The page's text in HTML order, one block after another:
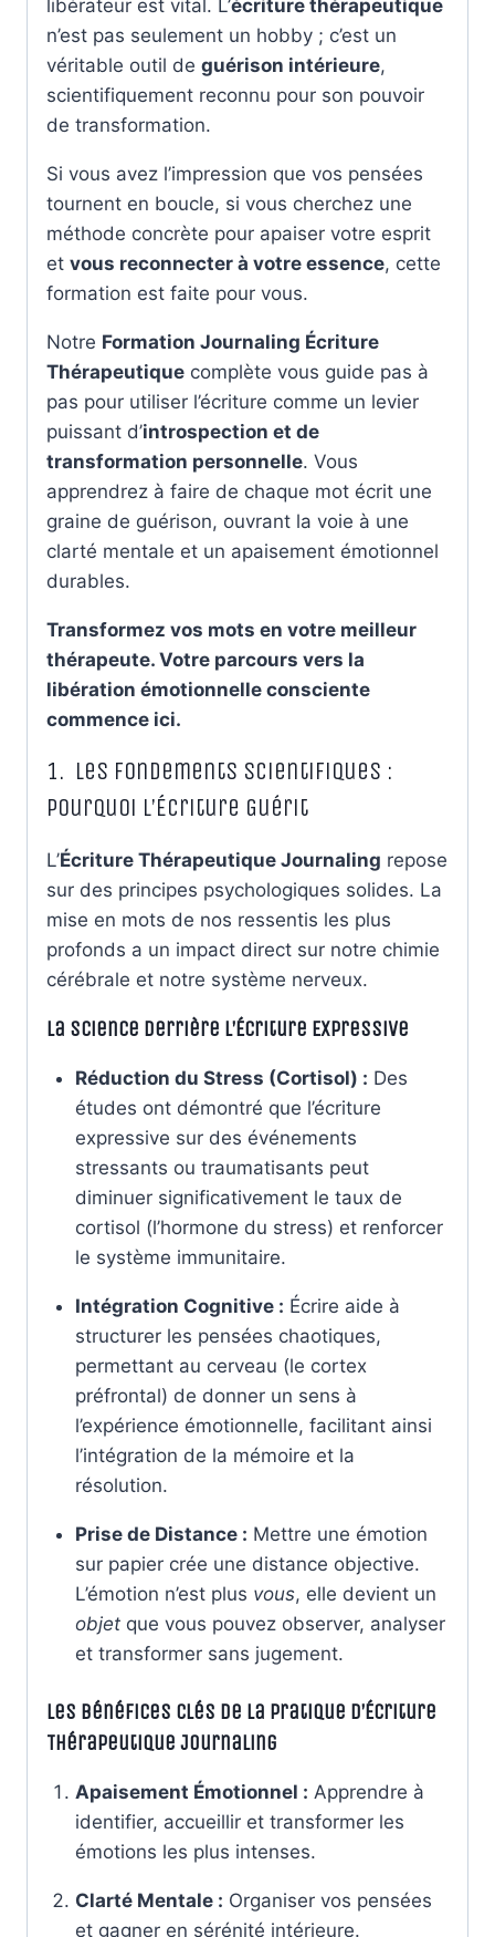
libérateur est vital. L’écriture thérapeutique
n’est pas seulement un hobby ; c’est un
véritable outil de guérison intérieure,
scientifiquement reconnu pour son pouvoir
de transformation.
Si vous avez l’impression que vos pensées
tournent en boucle, si vous cherchez une
méthode concrète pour apaiser votre esprit
et vous reconnecter à votre essence, cette
formation est faite pour vous.
Notre Formation Journaling Écriture
Thérapeutique complète vous guide pas à
pas pour utiliser l’écriture comme un levier
puissant d’introspection et de
transformation personnelle. Vous
apprendrez à faire de chaque mot écrit une
graine de guérison, ouvrant la voie à une
clarté mentale et un apaisement émotionnel
durables.
Transformez vos mots en votre meilleur
thérapeute. Votre parcours vers la
libération émotionnelle consciente
commence ici.
1. Les Fondements Scientifiques :
Pourquoi l’Écriture Guérit
L’Écriture Thérapeutique Journaling repose
sur des principes psychologiques solides. La
mise en mots de nos ressentis les plus
profonds a un impact direct sur notre chimie
cérébrale et notre système nerveux.
La Science derrière l’Écriture Expressive
Réduction du Stress (Cortisol) : Des
études ont démontré que l’écriture
expressive sur des événements
stressants ou traumatisants peut
diminuer significativement le taux de
cortisol (l’hormone du stress) et renforcer
le système immunitaire.
Intégration Cognitive : Écrire aide à
structurer les pensées chaotiques,
permettant au cerveau (le cortex
préfrontal) de donner un sens à
l’expérience émotionnelle, facilitant ainsi
l’intégration de la mémoire et la
résolution.
Prise de Distance : Mettre une émotion
sur papier crée une distance objective.
L’émotion n’est plus vous, elle devient un
objetque vous pouvez observer, analyser
et transformer sans jugement.
Les Bénéfices Clés de la Pratique d’Écriture
Thérapeutique Journaling
Apaisement Émotionnel : Apprendre à
identifier, accueillir et transformer les
émotions les plus intenses.
Clarté Mentale : Organiser vos pensées
et gagner en sérénité intérieure.